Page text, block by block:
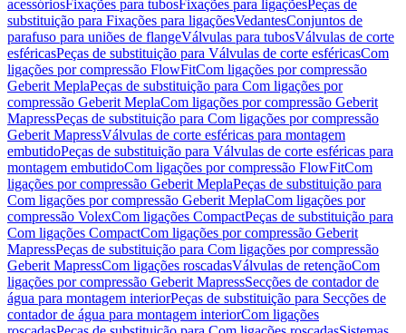
acessóriosFixações para tubosFixações para ligaçõesPeças de
substituição para Fixações para ligaçõesVedantesConjuntos de
parafuso para uniões de flangeVálvulas para tubosVálvulas de corte
esféricasPeças de substituição para Válvulas de corte esféricasCom
ligações por compressão FlowFitCom ligações por compressão
Geberit MeplaPeças de substituição para Com ligações por
compressão Geberit MeplaCom ligações por compressão Geberit
MapressPeças de substituição para Com ligações por compressão
Geberit MapressVálvulas de corte esféricas para montagem
embutidoPeças de substituição para Válvulas de corte esféricas para
montagem embutidoCom ligações por compressão FlowFitCom
ligações por compressão Geberit MeplaPeças de substituição para
Com ligações por compressão Geberit MeplaCom ligações por
compressão VolexCom ligações CompactPeças de substituição para
Com ligações CompactCom ligações por compressão Geberit
MapressPeças de substituição para Com ligações por compressão
Geberit MapressCom ligações roscadasVálvulas de retençãoCom
ligações por compressão Geberit MapressSecções de contador de
água para montagem interiorPeças de substituição para Secções de
contador de água para montagem interiorCom ligações